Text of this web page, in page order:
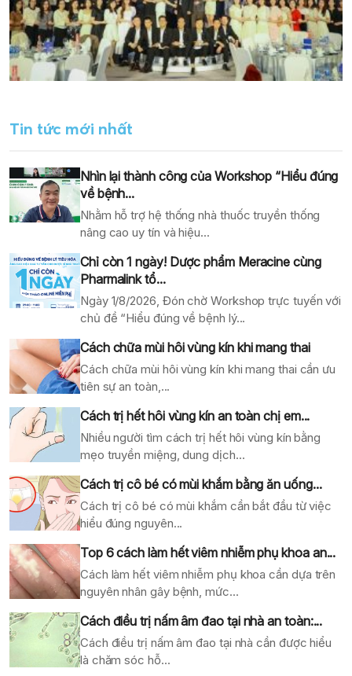
Tin tức mới nhất
Nhìn lại thành công của Workshop “Hiểu đúng
về bệnh...
Nhằm hỗ trợ hệ thống nhà thuốc truyền thống
nâng cao uy tín và hiệu...
Chỉ còn 1 ngày! Dược phẩm Meracine cùng
Pharmalink tổ...
Ngày 1/8/2026, Đón chờ Workshop trực tuyến với
chủ đề “Hiểu đúng về bệnh lý...
Cách chữa mùi hôi vùng kín khi mang thai
Cách chữa mùi hôi vùng kín khi mang thai cần ưu
tiên sự an toàn,...
Cách trị hết hôi vùng kín an toàn chị em...
Nhiều người tìm cách trị hết hôi vùng kín bằng
mẹo truyền miệng, dung dịch...
Cách trị cô bé có mùi khắm bằng ăn uống...
Cách trị cô bé có mùi khắm cần bắt đầu từ việc
hiểu đúng nguyên...
Top 6 cách làm hết viêm nhiễm phụ khoa an...
Cách làm hết viêm nhiễm phụ khoa cần dựa trên
nguyên nhân gây bệnh, mức...
Cách điều trị nấm âm đao tại nhà an toàn:...
Cách điều trị nấm âm đao tại nhà cần được hiểu
là chăm sóc hỗ...